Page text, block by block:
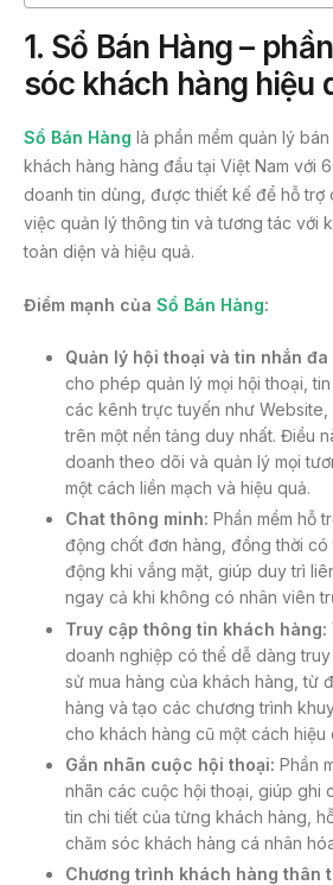
1. Sổ Bán Hàng –
sóc khách hàng hiệu
Sổ Bán Hàng là phần mềm quản lý
khách hàng hàng đầu tại Việt Nam với
doanh tin dùng, được thiết kế để hỗ trợ
việc quản lý thông tin và tương tác với
toàn diện và hiệu quả.
Điểm mạnh của Sổ Bán Hàng:
Quản lý hội thoại và tin nhắn đa
cho phép quản lý mọi hội thoại,
các kênh trực tuyến như
trên một nền tảng duy nhất. Điều
doanh theo dõi và quản lý mọi
một cách liền mạch và hiệu quả.
Chat thông minh: Phần mềm hỗ
động chốt đơn hàng, đồng thời
động khi vắng mặt, giúp duy trì
ngay cả khi không có nhân viên
Truy cập thông tin khách hàng:
doanh nghiệp có thể dễ dàng
sử mua hàng của khách hàng, từ
hàng và tạo các chương trình
cho khách hàng cũ một cách hiệu
Gắn nhãn cuộc hội thoại: Phần
nhãn các cuộc hội thoại, giúp ghi
tin chi tiết của từng khách hàng,
chăm sóc khách hàng cá nhân
Chương trình khách hàng thân